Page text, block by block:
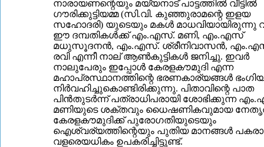
നാരായണന്റെയും മയ്യനാട് പാട്ടത്തില്‍ വീട്ടില്‍
ഗൗരിക്കുട്ടിയമ്മ (സി.വി. കുഞ്ഞുരാമന്റെ ഇളയ
സഹോദരി) യുടെയും മകള്‍ മാധവിയായിരുന്നു
ഈ ദമ്പതികള്‍ക്ക് എം.എസ്. മണി, എം.എസ്
മധുസൂദനന്‍, എം.എസ്. ശ്രീനിവാസന്‍,
രവി എന്നീ നാല് ആണ്‍കുട്ടികള്‍ ജനിച്ചു. ഇവര്‍
നാലുപേരും ഇപ്പോള്‍ കേരളകൗമുദി എന്ന
മഹാപ്രസ്ഥാനത്തിന്റെ ഭരണകാര്യങ്ങള്‍
നിര്‍വഹിച്ചുകൊണ്ടിരിക്കുന്നു. പിതാവിന്റെ പാത
പിന്‍തുടര്‍ന്ന് പത്രാധിപരായി ശോഭിക്കുന്ന
മണിയുടെ ശക്തവും ധൈഷണികവുമായ
കേരളകൗമുദിക്ക് പുരോഗതിയുടെയും
ഐശ്വര്യത്തിന്റെയും പുതിയ മാനങ്ങള്‍
വളരെയധികം ഉപകരിച്ചിട്ടുണ്ട്.